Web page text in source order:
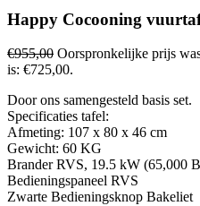
Happy Cocooning
€955,00 Oorspronkelijke prijs
is: €725,00.
Door ons samengesteld basis set.
Specificaties tafel:
Afmeting: 107 x 80 x 46 cm
Gewicht: 60 KG
Brander RVS, 19.5 kW (65,000
Bedieningspaneel RVS
Zwarte Bedieningsknop Bakeliet